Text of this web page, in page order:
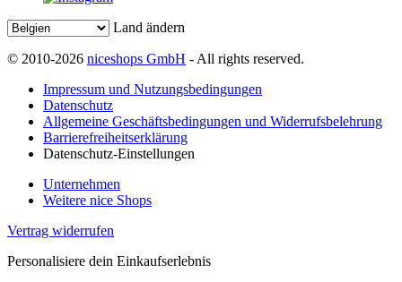
Land ändern
© 2010-2026 niceshops GmbH - All rights reserved.
Impressum und Nutzungsbedingungen
Datenschutz
Allgemeine Geschäftsbedingungen und Widerrufsbelehrung
Barrierefreiheitserklärung
Datenschutz-Einstellungen
Unternehmen
Weitere nice Shops
Vertrag widerrufen
Personalisiere dein Einkaufserlebnis